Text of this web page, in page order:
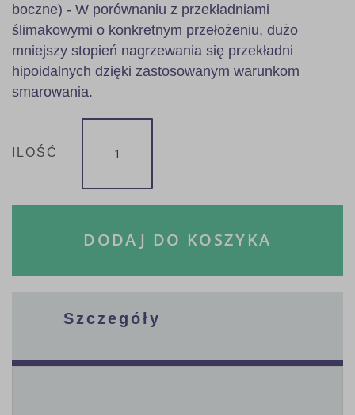
boczne) - W porównaniu z przekładniami
ślimakowymi o konkretnym przełożeniu, dużo
mniejszy stopień nagrzewania się przekładni
hipoidalnych dzięki zastosowanym warunkom
smarowania.
ILOŚĆ
DODAJ DO KOSZYKA
Szczegóły